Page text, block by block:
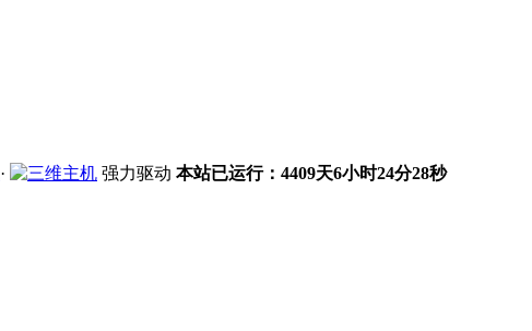
· 强力驱动 本站已运行：4409天6小时24分29秒